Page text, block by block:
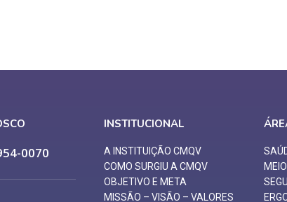
0070
INSTITUCIONAL
A INSTITUIÇÃO CMQV
COMO SURGIU A CMQV
OBJETIVO E META
MISSÃO – VISÃO – VALORES